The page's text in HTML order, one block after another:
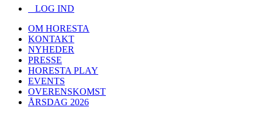
LOG IND
OM HORESTA
KONTAKT
NYHEDER
PRESSE
HORESTA PLAY
EVENTS
OVERENSKOMST
ÅRSDAG 2026